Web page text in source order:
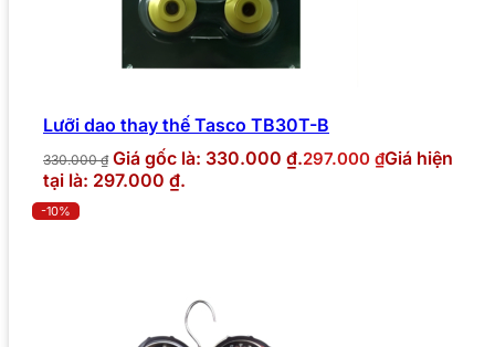
Lưỡi dao thay thế Tasco TB30T-B
330.000₫ Giá gốc là: 330.000 ₫.297.000 ₫Giá hiện
tại là: 297.000 ₫.
-10%